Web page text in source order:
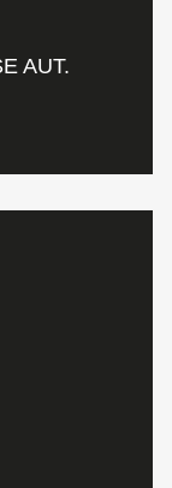
AUT.